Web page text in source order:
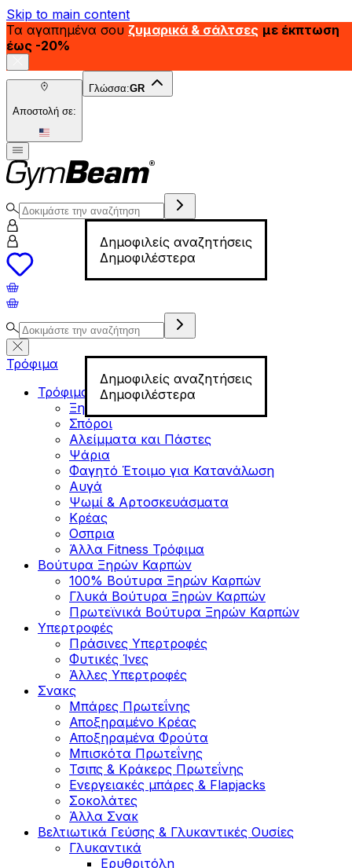
Skip to main content
Τα αγαπημένα σου ζυμαρικά & σάλτσες με έκπτωση
έως -20%
Αποστολή σε:
Γλώσσα:GR
Δημοφιλείς αναζητήσεις
Δημοφιλέστερα
Δημοφιλείς αναζητήσεις
Δημοφιλέστερα
Τρόφιμα
Τρόφιμα για Fitness
Ξηροί Καρποί
Σπόροι
Αλείμματα και Πάστες
Ψάρια
Φαγητό Έτοιμο για Κατανάλωση
Αυγά
Ψωμί & Αρτοσκευάσματα
Κρέας
Οσπρια
Άλλα Fitness Τρόφιμα
Βούτυρα Ξηρών Καρπών
100% Βούτυρα Ξηρών Καρπών
Γλυκά Βούτυρα Ξηρών Καρπών
Πρωτεϊνικά Βούτυρα Ξηρών Καρπών
Υπερτροφές
Πράσινες Υπερτροφές
Φυτικές Ίνες
Άλλες Υπερτροφές
Σνακς
Μπάρες Πρωτεΐνης
Αποξηραμένο Κρέας
Αποξηραμένα Φρούτα
Μπισκότα Πρωτεΐνης
Τσιπς & Kράκερς Πρωτεΐνης
Ενεργειακές μπάρες & Flapjacks
Σοκολάτες
Άλλα Σνακ
Βελτιωτικά Γεύσης & Γλυκαντικές Ουσίες
Γλυκαντικά
Ερυθριτόλη